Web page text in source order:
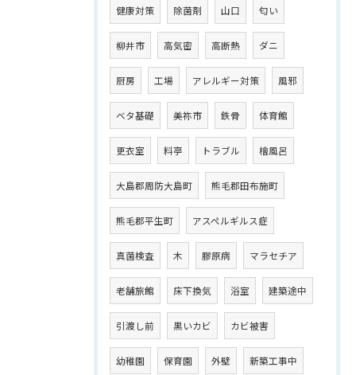
健康対策 除菌剤 山口 匂い
柳井市 高気密 高断熱 ダニ
厨房 工場 アレルギー対策 風邪
ベタ基礎 美祢市 鉄骨 体育館
更衣室 料亭 トラブル 檜風呂
大島郡周防大島町 熊毛郡田布施町
熊毛郡平生町 アスペルギルス症
真菌検査 木 膠原病 マラセチア
老舗旅館 床下換気 浴室 建築途中
引渡し前 黒いカビ カビ被害
幼稚園 保育園 外壁 新築工事中